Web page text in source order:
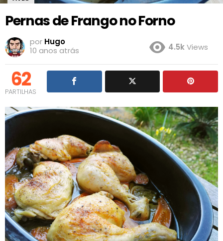
Pernas de Frango no Forno
por Hugo
10 anos atrás
4.5kViews
62
PARTILHAS